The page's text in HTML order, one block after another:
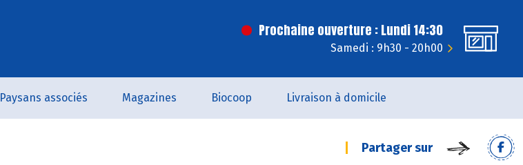
Prochaine ouverture : Lundi 14:30
Samedi : 9h30 - 20h00
Paysans associés Magazines Biocoop Livraison à domicile
Partager sur